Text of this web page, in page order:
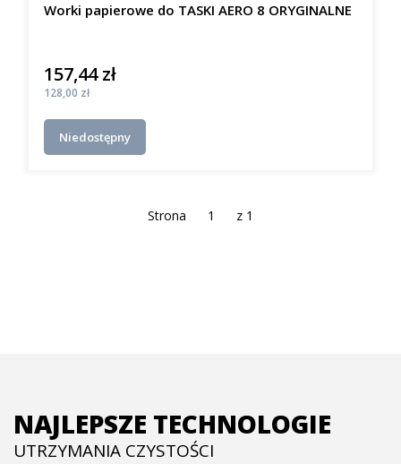
Worki papierowe do TASKI AERO 8 ORYGINALNE
Cena
157,44 zł
Cena
128,00 zł
Niedostępny
Strona z 1
NAJLEPSZE TECHNOLOGIE
UTRZYMANIA CZYSTOŚCI